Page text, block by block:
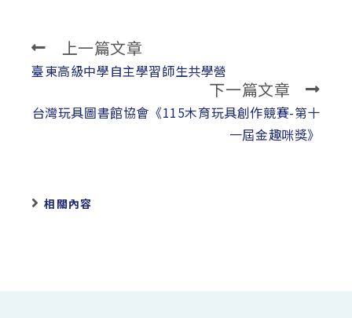
Read
more
上一篇文章
臺東高級中學自主學習師生共學營
下一篇文章
台灣玩具圖書館協會《115木育玩具創作競賽-第十
一屆金趣咪獎》
相關內容